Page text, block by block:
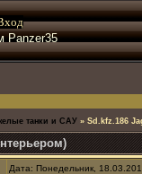
Panzer35
танки и САУ » Sd.kfz.186
Дата: Понедельник,